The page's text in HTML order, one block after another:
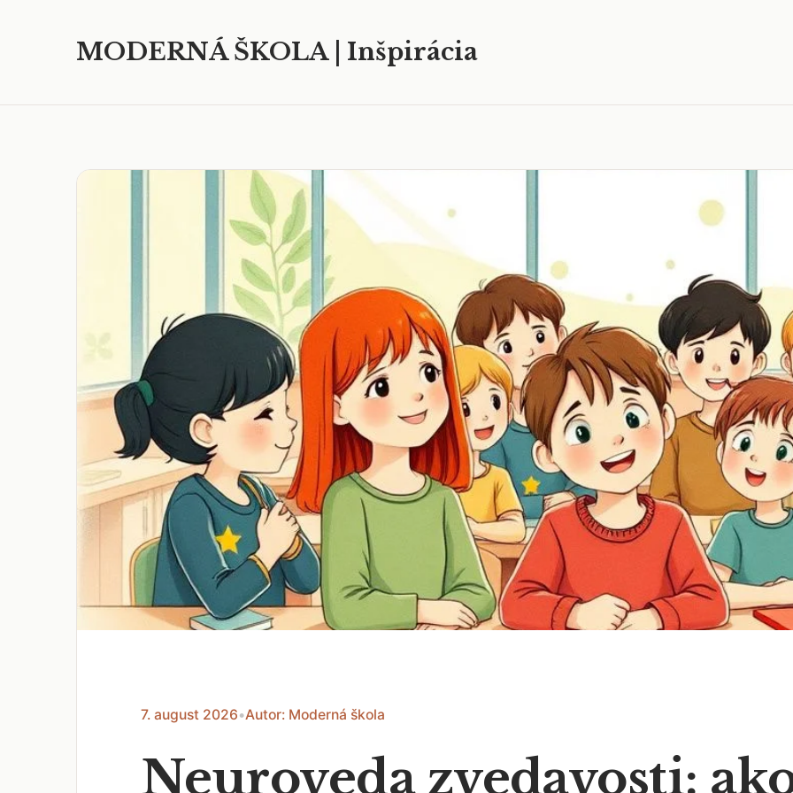
MODERNÁ ŠKOLA | Inšpirácia
7. august 2026•Autor: Moderná škola
Neuroveda zvedavosti: